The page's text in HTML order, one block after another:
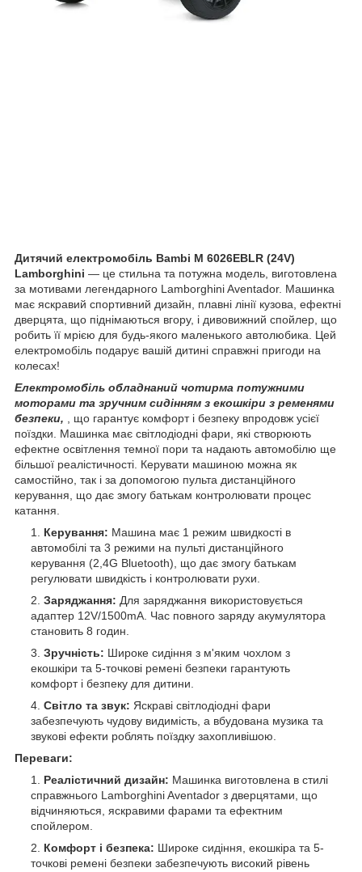
Дитячий електромобіль Bambi M 6026EBLR (24V)
Lamborghini — це стильна та потужна модель, виготовлена
за мотивами легендарного Lamborghini Aventador. Машинка
має яскравий спортивний дизайн, плавні лінії кузова, ефектні
дверцята, що піднімаються вгору, і дивовижний спойлер, що
робить її мрією для будь-якого маленького автолюбика. Цей
електромобіль подарує вашій дитині справжні пригоди на
колесах!
Електромобіль обладнаний чотирма потужними
моторами та зручним сидінням з екошкіри з ременями
безпеки, , що гарантує комфорт і безпеку впродовж усієї
поїздки. Машинка має світлодіодні фари, які створюють
ефектне освітлення темної пори та надають автомобілю ще
більшої реалістичності. Керувати машиною можна як
самостійно, так і за допомогою пульта дистанційного
керування, що дає змогу батькам контролювати процес
катання.
Керування: Машина має 1 режим швидкості в
автомобілі та 3 режими на пульті дистанційного
керування (2,4G Bluetooth), що дає змогу батькам
регулювати швидкість і контролювати рухи.
Заряджання: Для заряджання використовується
адаптер 12V/1500mA. Час повного заряду акумулятора
становить 8 годин.
Зручність: Широке сидіння з м'яким чохлом з
екошкіри та 5-точкові ремені безпеки гарантують
комфорт і безпеку для дитини.
Світло та звук: Яскраві світлодіодні фари
забезпечують чудову видимість, а вбудована музика та
звукові ефекти роблять поїздку захопливішою.
Переваги:
Реалістичний дизайн: Машинка виготовлена в стилі
справжнього Lamborghini Aventador з дверцятами, що
відчиняються, яскравими фарами та ефектним
спойлером.
Комфорт і безпека: Широке сидіння, екошкіра та 5-
точкові ремені безпеки забезпечують високий рівень